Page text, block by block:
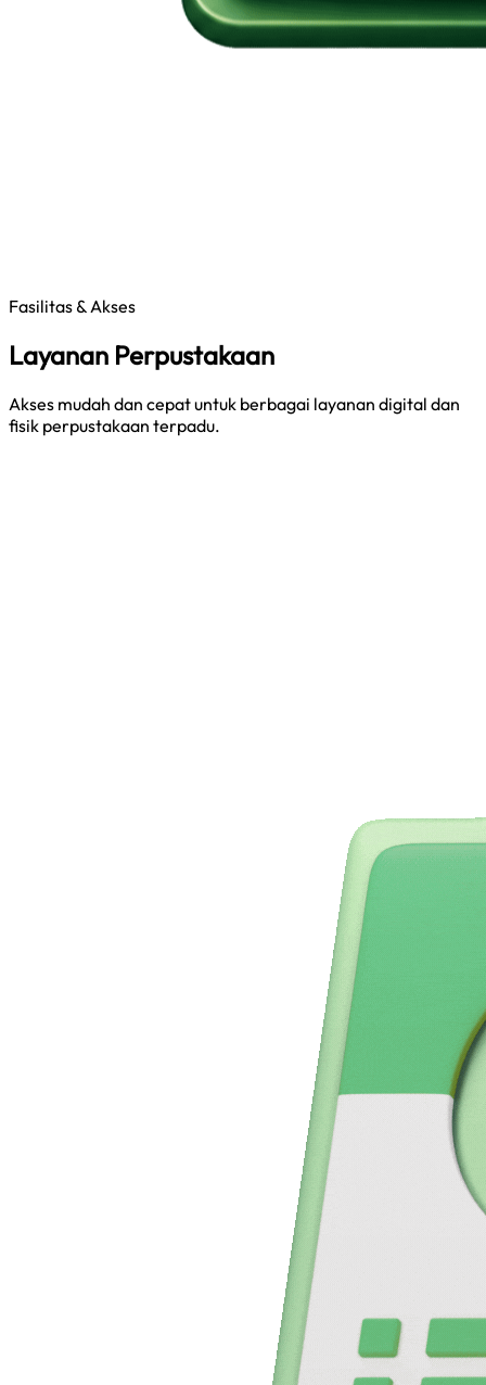
Fasilitas & Akses
Layanan Perpustakaan
Akses mudah dan cepat untuk berbagai layanan digital dan
fisik perpustakaan terpadu.